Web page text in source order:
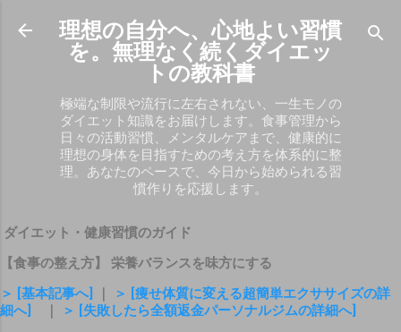
スキップしてメイン コンテンツに移動
理想の自分へ、心地よい習慣
を。無理なく続くダイエッ
トの教科書
極端な制限や流行に左右されない、一生モノの
ダイエット知識をお届けします。食事管理から
日々の活動習慣、メンタルケアまで、健康的に
理想の身体を目指すための考え方を体系的に整
理。あなたのペースで、今日から始められる習
慣作りを応援します。
ダイエット・健康習慣のガイド
【食事の整え方】 栄養バランスを味方にする
＞ [基本記事へ]
＞ [痩せ体質に変える超簡単エクササイズの詳
細へ]
＞ [失敗したら全額返金パーソナルジムの詳細へ]